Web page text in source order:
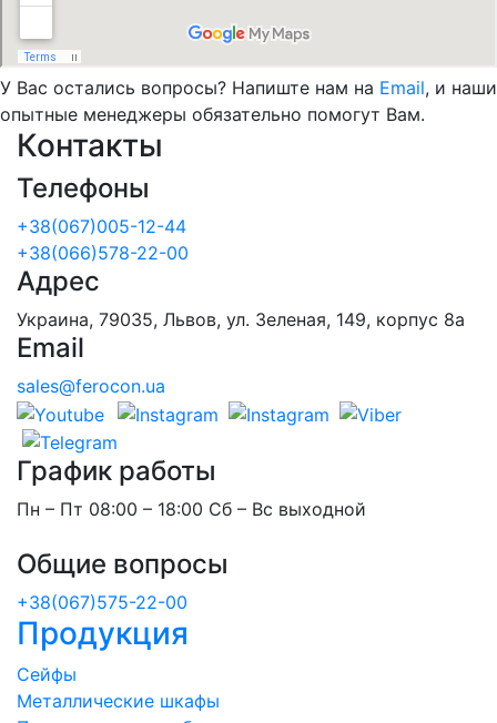
У Вас остались вопросы? Напиште нам на Email, и наши
опытные менеджеры обязательно помогут Вам.
Контакты
Телефоны
+38(067)005-12-44
+38(066)578-22-00
Адрес
Украина, 79035, Львов, ул. Зеленая, 149, корпус 8а
Email
sales@ferocon.ua
График работы
Пн – Пт 08:00 – 18:00 Сб – Вс выходной
Общие вопросы
+38(067)575-22-00
Продукция
Сейфы
Металлические шкафы